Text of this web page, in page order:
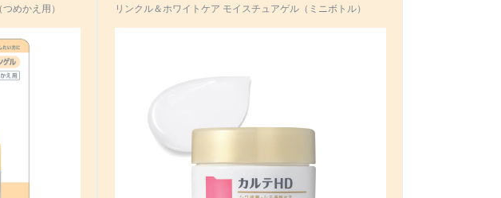
めかえ用） リンクル＆ホワイトケア モイスチュアゲル（ミニボトル）